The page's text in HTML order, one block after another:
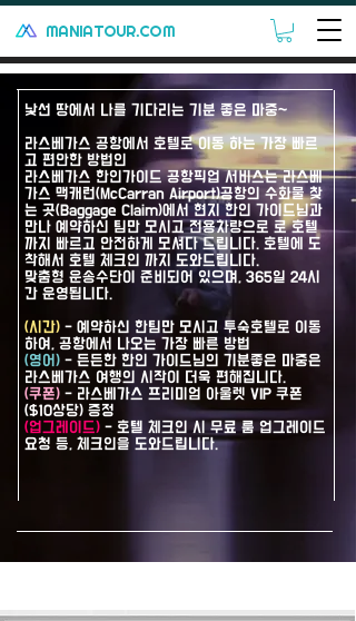
MANIATOUR.COM
낯선 땅에서 나를 기다리는 기분 좋은 마중~
라스베가스 공항에서 호텔로 이동 하는 가장 빠르
고 편안한 방법인
라스베가스 한인가이드 공항픽업 서비스는 라스베
가스 맥캐런(McCarran Airport)공항의 수화물 찾
는 곳(Baggage Claim)에서 현지 한인 가이드님과
만나 예약하신 팀만 모시고 전용차량으로 로 호텔
까지 빠르고 안전하게 모셔다 드립니다. 호텔에 도
착해서 호텔 체크인 까지 도와드립니다.
맞춤형 운송수단이 준비되어 있으며, 365일 24시
간 운영됩니다.​
(시간) - 예약하신 한팀만 모시고 투숙호텔로 이동
하여, 공항에서 나오는 가장 빠른 방법
(영어) - 든든한 한인 가이드님의 기분좋은 마중은
라스베가스 여행의 시작이 더욱 편해집니다.
(쿠폰) - 라스베가스 프리미엄 아울렛 VIP 쿠폰
($10상당) 증정
​(업그레이드) - 호텔 체크인 시 무료 룸 업그레이드
요청 등, 체크인을 도와드립니다.